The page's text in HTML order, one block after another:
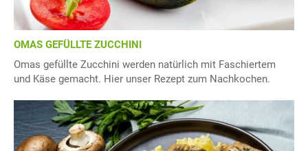
OMAS GEFÜLLTE ZUCCHINI
Omas gefüllte Zucchini werden natürlich mit Faschiertem
und Käse gemacht. Hier unser Rezept zum Nachkochen.